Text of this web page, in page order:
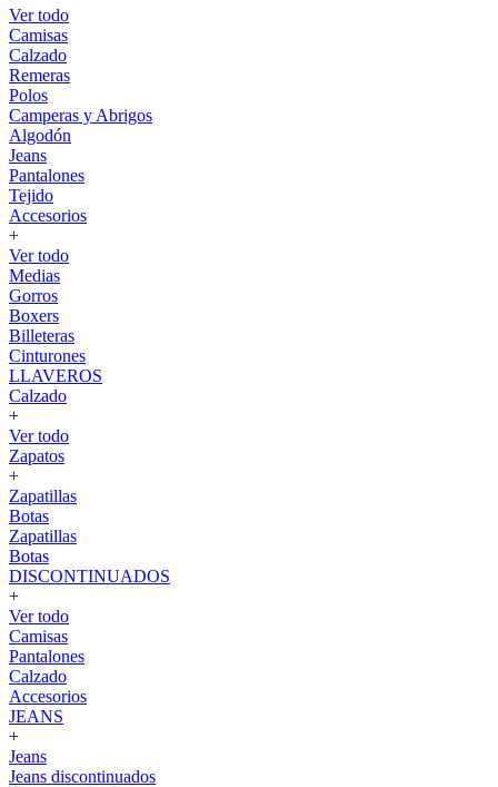
Ver todo
Camisas
Calzado
Remeras
Polos
Camperas y Abrigos
Algodón
Jeans
Pantalones
Tejido
Accesorios
+
Ver todo
Medias
Gorros
Boxers
Billeteras
Cinturones
LLAVEROS
Calzado
+
Ver todo
Zapatos
+
Zapatillas
Botas
Zapatillas
Botas
DISCONTINUADOS
+
Ver todo
Camisas
Pantalones
Calzado
Accesorios
JEANS
+
Jeans
Jeans discontinuados